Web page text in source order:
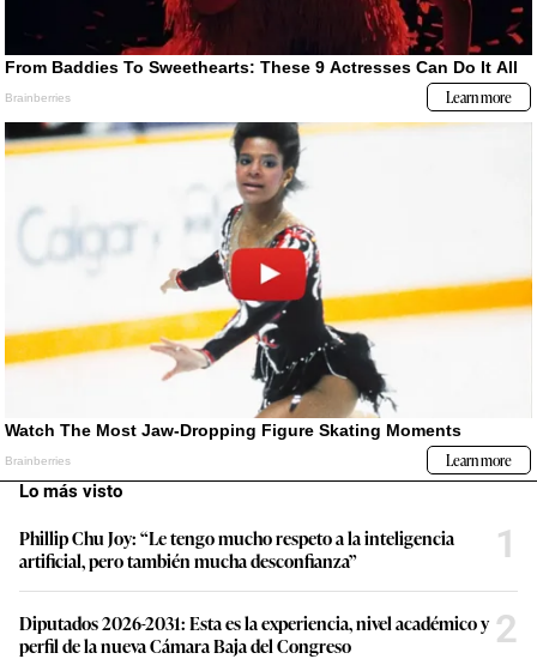
Lo más visto
Phillip Chu Joy: “Le tengo mucho respeto a la inteligencia
artificial, pero también mucha desconfianza”
1
Diputados 2026-2031: Esta es la experiencia, nivel académico y
perfil de la nueva Cámara Baja del Congreso
2